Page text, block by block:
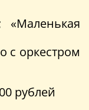
с оркестром
рублей